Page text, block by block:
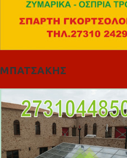
ΜΠΑΤΣΑΚΗΣ